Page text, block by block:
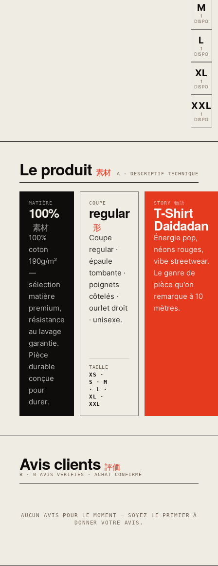
M
1
DISPO
L
1
DISPO
XL
1
DISPO
XXL
1
DISPO
Le produit 素材 A · DESCRIPTIF TECHNIQUE
MATIÈRE
100%
素材
100%
coton
190g/m²
—
sélection
matière
premium,
résistance
au lavage
garantie.
Pièce
durable
conçue
pour
durer.
COUPE
regular
形
Coupe
regular ·
épaule
tombante ·
poignets
côtelés ·
ourlet droit
· unisexe.
TAILLE
XS ·
S · M
· L ·
XL ·
XXL
STORY 物語
T-Shirt
Daidadan
Énergie pop,
néons rouges,
vibe streetwear.
Le genre de
pièce qu'on
remarque à 10
mètres.
Avis clients 評価
B · 0 AVIS VÉRIFIÉS · ACHAT CONFIRMÉ
AUCUN AVIS POUR LE MOMENT — SOYEZ LE PREMIER À
DONNER VOTRE AVIS.